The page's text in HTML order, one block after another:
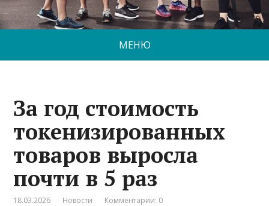
МЕНЮ
За год стоимость
токенизированных
товаров выросла
почти в 5 раз
18.03.2026 Новости Комментарии: 0